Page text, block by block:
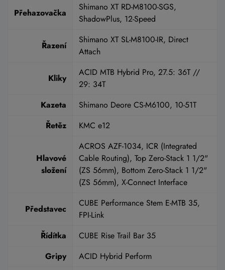
Přehazovačka
Shimano XT RD-M8100-SGS,
ShadowPlus, 12-Speed
Řazení
Shimano XT SL-M8100-IR, Direct
Attach
Kliky
ACID MTB Hybrid Pro, 27.5: 36T //
29: 34T
Kazeta
Shimano Deore CS-M6100, 10-51T
Řetěz
KMC e12
Hlavové
složení
ACROS AZF-1034, ICR (Integrated
Cable Routing), Top Zero-Stack 1 1/2"
(ZS 56mm), Bottom Zero-Stack 1 1/2"
(ZS 56mm), X-Connect Interface
Představec
CUBE Performance Stem E-MTB 35,
FPI-Link
Řídítka
CUBE Rise Trail Bar 35
Gripy
ACID Hybrid Perform